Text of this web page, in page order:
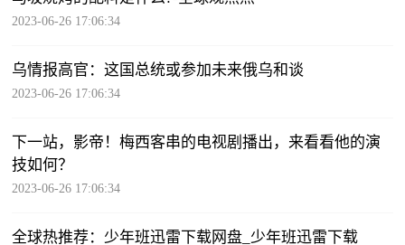
2023-06-26 17:06:34
乌情报高官：这国总统或参加未来俄乌和谈
2023-06-26 17:06:34
下一站，影帝！梅西客串的电视剧播出，来看看他的演
技如何？
2023-06-26 17:06:34
全球热推荐：少年班迅雷下载网盘_少年班迅雷下载